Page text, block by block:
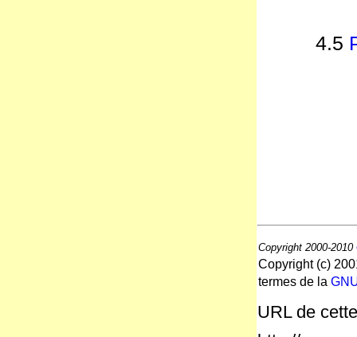
4.5
Copyright 2000-2010
Copyright (c)
termes de la
URL de